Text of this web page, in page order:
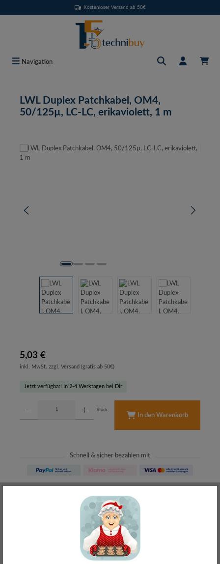
Kostenloser Versand ab 50€
Navigation
LWL Duplex Patchkabel, OM4,
50/125µ, LC-LC, erikaviolett, 1 m
Bildergalerie überspringen
5,03 €
inkl. MwSt. zzgl. Versand (gratis ab 50€)
Jetzt verfügbar! In 2-4 Werktagen bei Dir
Stück
In den Warenkorb
Schnell & sicher bezahlen mit
meist direkt aus Waiblingen
30 Tage Rückgaberecht
ohne Risiko bestellen
– Frag den Profi!
kostenlos und persönlich
Über 20+ Jahre Erfahrung